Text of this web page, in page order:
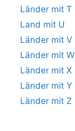
Länder mit T
Land mit U
Länder mit V
Länder mit W
Länder mit X
Länder mit Y
Länder mit Z